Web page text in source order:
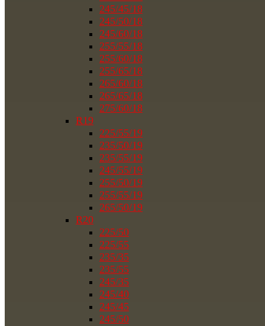
245/45/18
245/50/18
245/60/18
255/55/18
255/60/18
255/65/18
265/60/18
265/65/18
275/60/18
R19
225/55/19
235/50/19
235/55/19
245/55/19
255/50/19
255/55/19
265/50/19
R20
225/50
225/55
235/35
235/55
245/35
245/40
245/45
245/50